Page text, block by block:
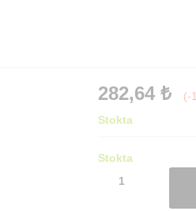
282,64 ₺
(-
Stokta
Stokta
Sanayi